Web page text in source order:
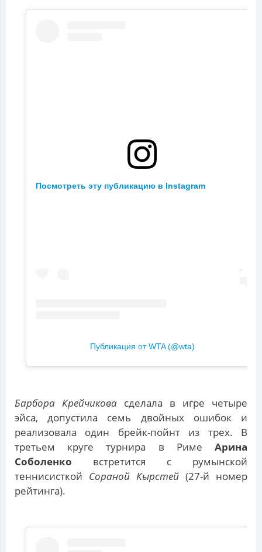
Посмотреть эту публикацию в Instagram
Публикация от WTA (@wta)
Барбора Крейчикова сделала в игре четыре
эйса, допустила семь двойных ошибок и
реализовала один брейк-пойнт из трех. В
третьем круге турнира в Риме Арина
Соболенко встретится с румынской
теннисисткой Сораной Кырстей (27-й номер
рейтинга).